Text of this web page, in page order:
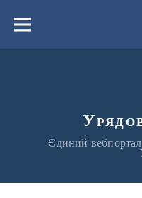
вмістуМеню
Єдиний вебпортал